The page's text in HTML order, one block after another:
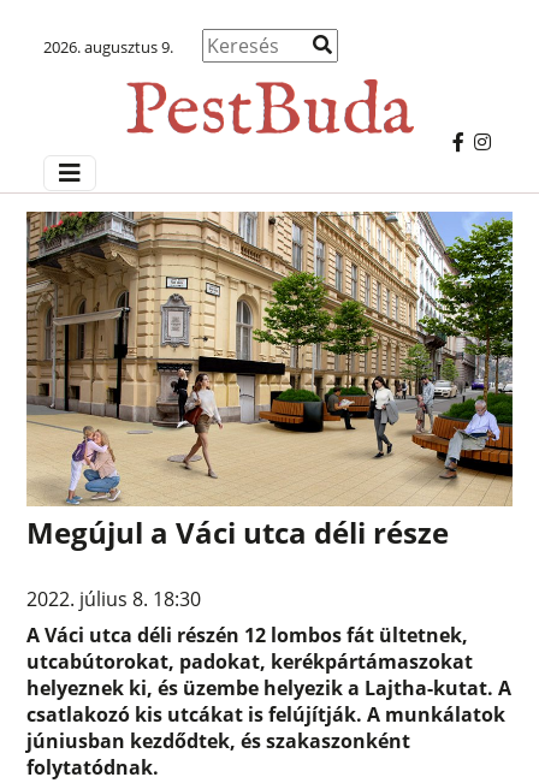
2026. augusztus 9.
Megújul a Váci utca déli része
2022. július 8. 18:30
A Váci utca déli részén 12 lombos fát ültetnek,
utcabútorokat, padokat, kerékpártámaszokat
helyeznek ki, és üzembe helyezik a Lajtha-kutat. A
csatlakozó kis utcákat is felújítják. A munkálatok
júniusban kezdődtek, és szakaszonként
folytatódnak.